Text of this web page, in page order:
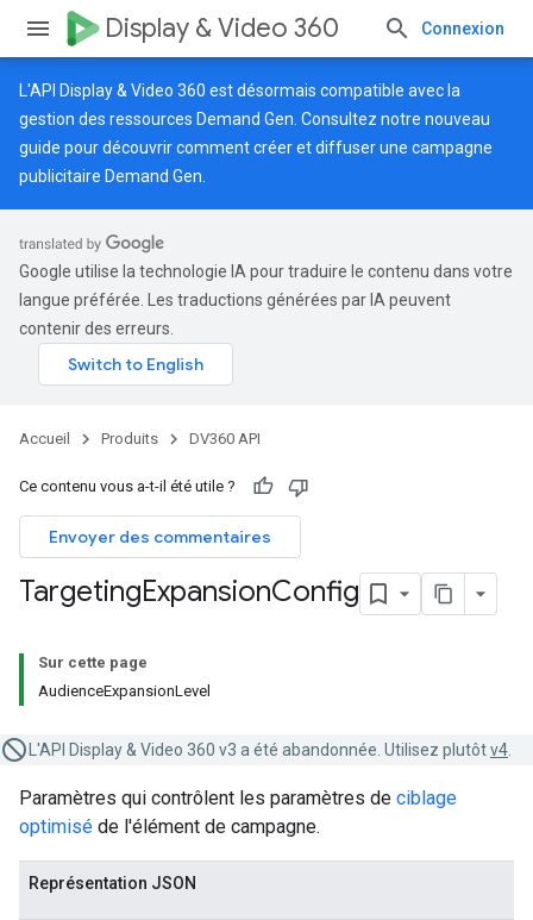
Display & Video 360 Connexion
L'API Display & Video 360 est désormais compatible avec la
gestion des ressources Demand Gen. Consultez notre nouveau
guide pour découvrir comment créer et diffuser une campagne
publicitaire Demand Gen.
Google utilise la technologie IA pour traduire le contenu dans votre
langue préférée. Les traductions générées par IA peuvent
contenir des erreurs.
Accueil Produits DV360 API
Ce contenu vous a-t-il été utile ?
Envoyer des commentaires
TargetingExpansionConfig
Sur cette page
AudienceExpansionLevel
L'API Display & Video 360 v3 a été abandonnée. Utilisez plutôtv4
Paramètres qui contrôlent les paramètres de ciblage
optimisé de l'élément de campagne.
Représentation JSON